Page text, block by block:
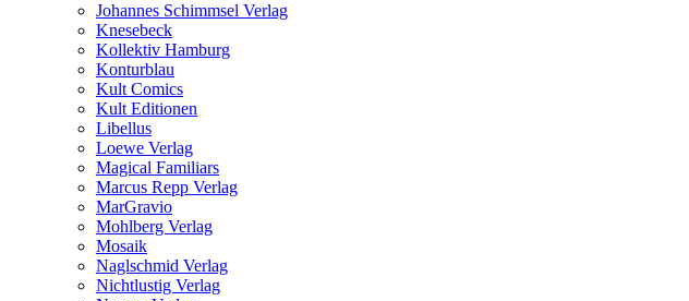
Johannes Schimmsel Verlag
Knesebeck
Kollektiv Hamburg
Konturblau
Kult Comics
Kult Editionen
Libellus
Loewe Verlag
Magical Familiars
Marcus Repp Verlag
MarGravio
Mohlberg Verlag
Mosaik
Naglschmid Verlag
Nichtlustig Verlag